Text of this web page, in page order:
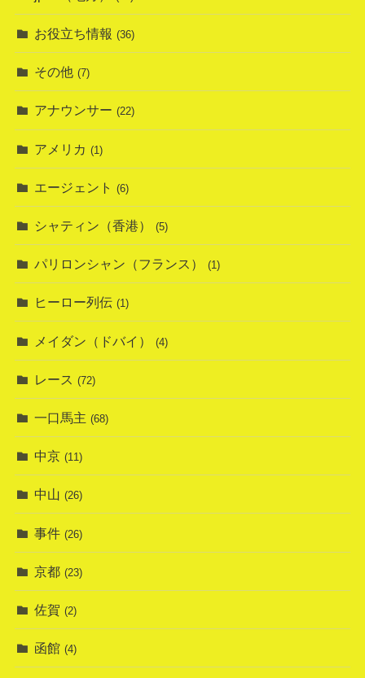
お役立ち情報 (36)
その他 (7)
アナウンサー (22)
アメリカ (1)
エージェント (6)
シャティン（香港） (5)
パリロンシャン（フランス） (1)
ヒーロー列伝 (1)
メイダン（ドバイ） (4)
レース (72)
一口馬主 (68)
中京 (11)
中山 (26)
事件 (26)
京都 (23)
佐賀 (2)
函館 (4)